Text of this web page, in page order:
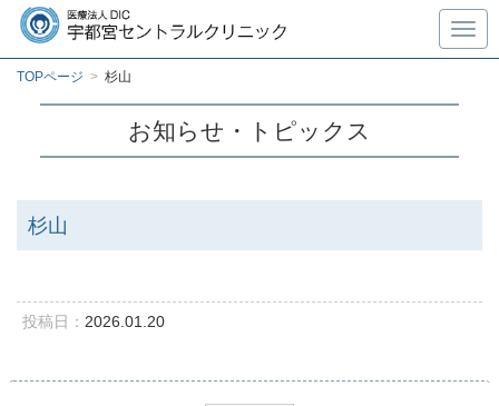
TOPページ > 杉山
お知らせ・トピックス
杉山
投稿日： 2026.01.20